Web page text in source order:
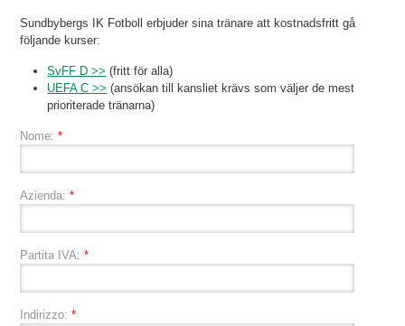
Sundbybergs IK Fotboll erbjuder sina tränare att kostnadsfritt gå
följande kurser:
SvFF D >> (fritt för alla)
UEFA C >> (ansökan till kansliet krävs som väljer de mest
prioriterade tränarna)
Nome: *
Azienda: *
Partita IVA: *
Indirizzo: *